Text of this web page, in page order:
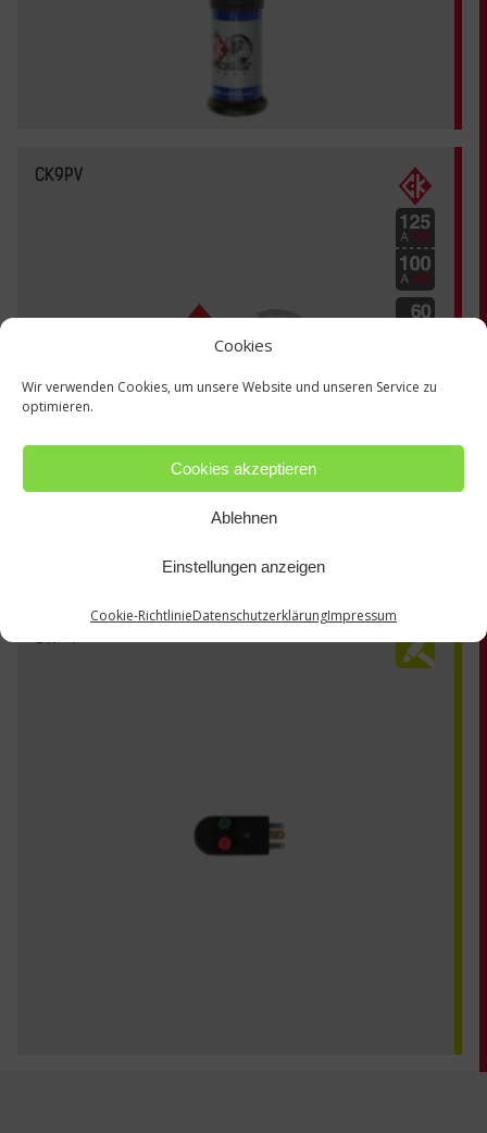
Cookies
Wir verwenden Cookies, um unsere Website und unseren Service zu
optimieren.
Cookies akzeptieren
Ablehnen
Einstellungen anzeigen
Cookie-RichtlinieDatenschutzerklärungImpressum
CK9PV
SW-4